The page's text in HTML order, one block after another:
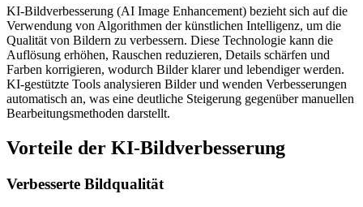
KI-Bildverbesserung (AI Image Enhancement) bezieht sich auf die
Verwendung von Algorithmen der künstlichen Intelligenz, um die
Qualität von Bildern zu verbessern. Diese Technologie kann die
Auflösung erhöhen, Rauschen reduzieren, Details schärfen und
Farben korrigieren, wodurch Bilder klarer und lebendiger werden.
KI-gestützte Tools analysieren Bilder und wenden Verbesserungen
automatisch an, was eine deutliche Steigerung gegenüber manuellen
Bearbeitungsmethoden darstellt.
Vorteile der KI-Bildverbesserung
Verbesserte Bildqualität